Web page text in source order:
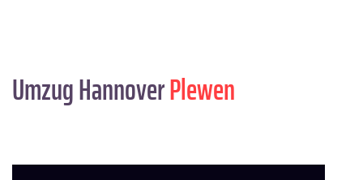
Umzug HannoverPlewen